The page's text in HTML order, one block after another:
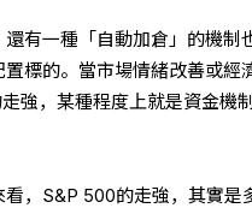
還有一種「自動加倉」的機制
置標的。當市場情緒改善或經
強，某種程度上就是資金機
看，S&P 500的走強，其實